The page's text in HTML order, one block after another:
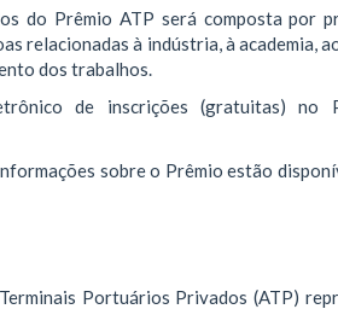
do Prêmio ATP será composta por
relacionadas à indústria, à academia,
dos trabalhos.
de inscrições (gratuitas) no
sobre o Prêmio estão
Portuários Privados (ATP)